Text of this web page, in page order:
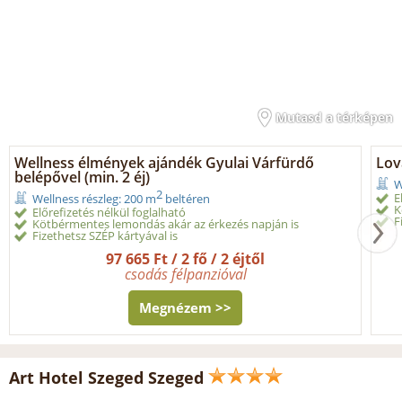
Mutasd a térképen
Wellness élmények ajándék Gyulai Várfürdő
belépővel (min. 2 éj)
Wellness részleg: 200 m2 beltéren
Előrefizetés nélkül foglalható
Kötbérmentes lemondás akár az érkezés napján is
Fizethetsz SZÉP kártyával is
97 665 Ft / 2 fő / 2 éjtől
csodás félpanzióval
Megnézem >>
Art Hotel Szeged Szeged